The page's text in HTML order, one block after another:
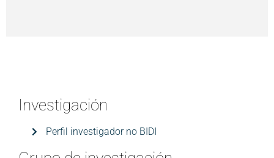
Investigación
Perfil investigador no BIDI